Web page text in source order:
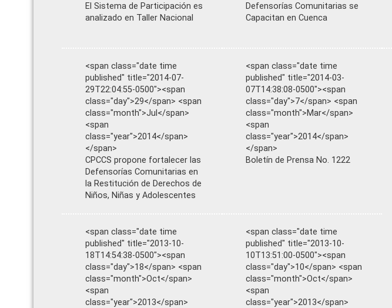
El Sistema de Participación es
analizado en Taller Nacional
Defensorías Comunitarias se
Capacitan en Cuenca
<span class="date time
published" title="2014-07-
29T22:04:55-0500"><span
class="day">29</span> <span
class="month">Jul</span>
<span
class="year">2014</span>
</span>
CPCCS propone fortalecer las
Defensorías Comunitarias en
la Restitución de Derechos de
Niños, Niñas y Adolescentes
<span class="date time
published" title="2014-03-
07T14:38:08-0500"><span
class="day">7</span> <span
class="month">Mar</span>
<span
class="year">2014</span>
</span>
Boletín de Prensa No. 1222
<span class="date time
published" title="2013-10-
18T14:54:38-0500"><span
class="day">18</span> <span
class="month">Oct</span>
<span
class="year">2013</span>
<span class="date time
published" title="2013-10-
10T13:51:00-0500"><span
class="day">10</span> <span
class="month">Oct</span>
<span
class="year">2013</span>